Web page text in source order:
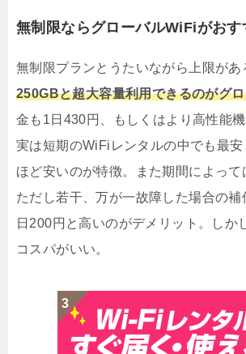
無制限ならグローバルWiFiがおす
無制限プランとうたいながら上限があ
250GBと超大容量利用できるのがグ
金も1日430円、もしくはより高性能
実は短期のWiFiレンタルの中でも最
ほど安いのが特徴。また期間によって
ただし若干、万が一故障した場合の
日200円と高いのがデメリット。しか
コスパがいい。